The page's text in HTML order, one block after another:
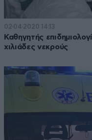
02·04·2020 14:13
Καθηγητής
χιλιάδες νεκρούς